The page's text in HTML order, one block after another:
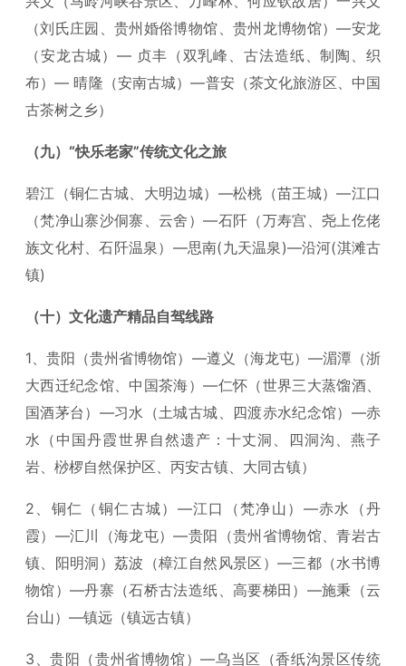
（刘氏庄园、贵州婚俗博物馆、贵州龙博物馆）—安龙
（安龙古城）— 贞丰（双乳峰、古法造纸、制陶、织
布）— 晴隆（安南古城）—普安（茶文化旅游区、中国
古茶树之乡）
（九）“快乐老家”传统文化之旅
碧江（铜仁古城、大明边城）—松桃（苗王城）—江口
（梵净山寨沙侗寨、云舍）—石阡（万寿宫、尧上仡佬
族文化村、石阡温泉）—思南(九天温泉)—沿河(淇滩古
镇)
（十）文化遗产精品自驾线路
1、贵阳（贵州省博物馆）—遵义（海龙屯）—湄潭（浙
大西迁纪念馆、中国茶海）—仁怀（世界三大蒸馏酒、
国酒茅台）—习水（土城古城、四渡赤水纪念馆）—赤
水（中国丹霞世界自然遗产：十丈洞、四洞沟、燕子
岩、桫椤自然保护区、丙安古镇、大同古镇）
2、铜仁（铜仁古城）—江口（梵净山）—赤水（丹
霞）—汇川（海龙屯）—贵阳（贵州省博物馆、青岩古
镇、阳明洞）荔波（樟江自然风景区）—三都（水书博
物馆）—丹寨（石桥古法造纸、高要梯田）—施秉（云
台山）—镇远（镇远古镇）
3、贵阳（贵州省博物馆）—乌当区（香纸沟景区传统